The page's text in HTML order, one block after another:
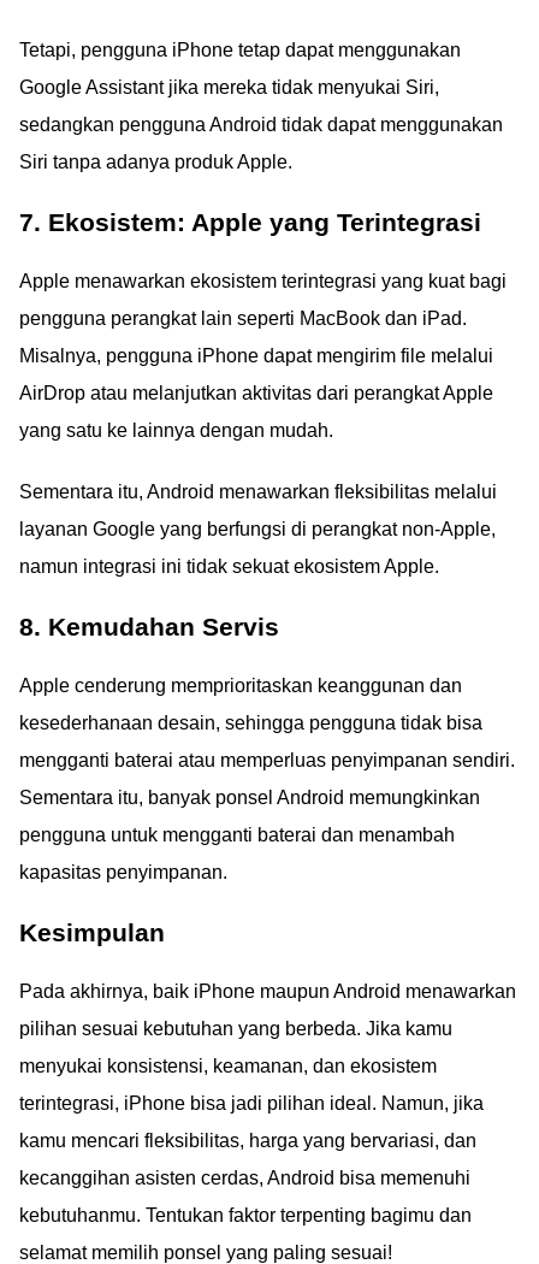
Tetapi, pengguna iPhone tetap dapat menggunakan
Google Assistant jika mereka tidak menyukai Siri,
sedangkan pengguna Android tidak dapat menggunakan
Siri tanpa adanya produk Apple.
7. Ekosistem: Apple yang Terintegrasi
Apple menawarkan ekosistem terintegrasi yang kuat bagi
pengguna perangkat lain seperti MacBook dan iPad.
Misalnya, pengguna iPhone dapat mengirim file melalui
AirDrop atau melanjutkan aktivitas dari perangkat Apple
yang satu ke lainnya dengan mudah.
Sementara itu, Android menawarkan fleksibilitas melalui
layanan Google yang berfungsi di perangkat non-Apple,
namun integrasi ini tidak sekuat ekosistem Apple.
8. Kemudahan Servis
Apple cenderung memprioritaskan keanggunan dan
kesederhanaan desain, sehingga pengguna tidak bisa
mengganti baterai atau memperluas penyimpanan sendiri.
Sementara itu, banyak ponsel Android memungkinkan
pengguna untuk mengganti baterai dan menambah
kapasitas penyimpanan.
Kesimpulan
Pada akhirnya, baik iPhone maupun Android menawarkan
pilihan sesuai kebutuhan yang berbeda. Jika kamu
menyukai konsistensi, keamanan, dan ekosistem
terintegrasi, iPhone bisa jadi pilihan ideal. Namun, jika
kamu mencari fleksibilitas, harga yang bervariasi, dan
kecanggihan asisten cerdas, Android bisa memenuhi
kebutuhanmu. Tentukan faktor terpenting bagimu dan
selamat memilih ponsel yang paling sesuai!